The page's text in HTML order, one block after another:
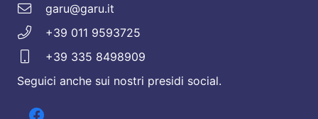
garu@garu.it
+39 011 9593725
+39 335 8498909
Seguici anche sui nostri presidi social.